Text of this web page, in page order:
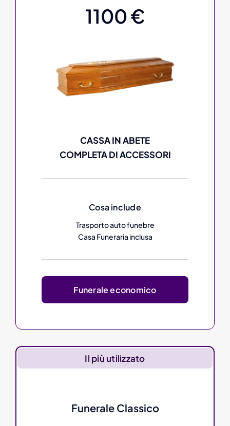
1100 €
CASSA IN ABETE
COMPLETA DI ACCESSORI
Cosa include
Trasporto auto funebre
Casa Funeraria inclusa
Funerale economico
Il più utilizzato
Funerale Classico